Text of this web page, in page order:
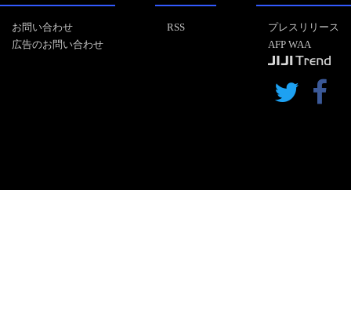
お問い合わせ
広告のお問い合わせ
RSS
プレスリリース
AFP WAA